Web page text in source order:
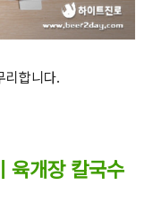
리합니다.
육개장 칼국수